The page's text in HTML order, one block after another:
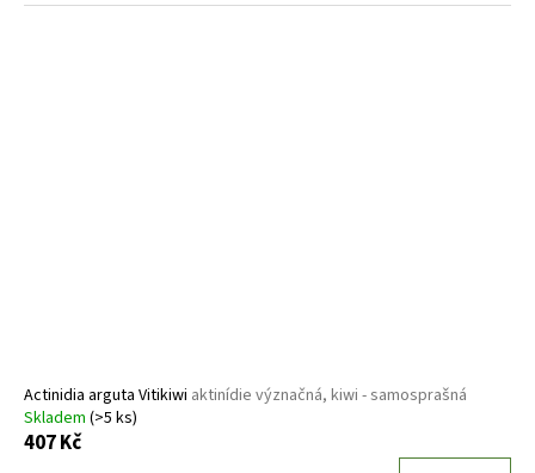
Actinidia arguta Vitikiwi aktinídie význačná, kiwi - samosprašná
Skladem (>5 ks)
407 Kč